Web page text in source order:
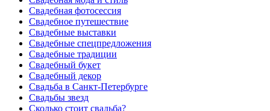
Свадебная фотосессия
Свадебное путешествие
Свадебные выставки
Свадебные спецпредложения
Свадебные традиции
Свадебный букет
Свадебный декор
Свадьба в Санкт-Петербурге
Свадьбы звезд
Сколько стоит свадьба?